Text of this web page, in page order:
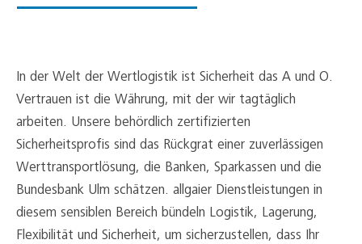
In der Welt der Wertlogistik ist Sicherheit das A und O.
Vertrauen ist die Währung, mit der wir tagtäglich
arbeiten. Unsere behördlich zertifizierten
Sicherheitsprofis sind das Rückgrat einer zuverlässigen
Werttransportlösung, die Banken, Sparkassen und die
Bundesbank Ulm schätzen. allgaier Dienstleistungen in
diesem sensiblen Bereich bündeln Logistik, Lagerung,
Flexibilität und Sicherheit, um sicherzustellen, dass Ihr